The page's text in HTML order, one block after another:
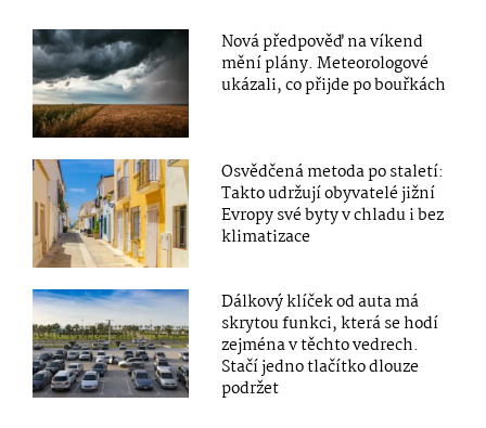
Nová předpověď na víkend
mění plány. Meteorologové
ukázali, co přijde po bouřkách
Osvědčená metoda po staletí:
Takto udržují obyvatelé jižní
Evropy své byty v chladu i bez
klimatizace
Dálkový klíček od auta má
skrytou funkci, která se hodí
zejména v těchto vedrech.
Stačí jedno tlačítko dlouze
podržet